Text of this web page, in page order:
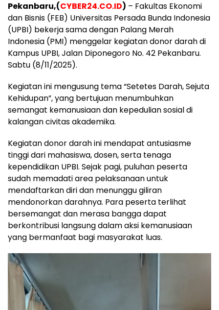
Pekanbaru,(CYBER24.CO.ID) – Fakultas Ekonomi
dan Bisnis (FEB) Universitas Persada Bunda Indonesia
(UPBI) bekerja sama dengan Palang Merah
Indonesia (PMI) menggelar kegiatan donor darah di
Kampus UPBI, Jalan Diponegoro No. 42 Pekanbaru.
Sabtu (8/11/2025).
Kegiatan ini mengusung tema “Setetes Darah, Sejuta
Kehidupan”, yang bertujuan menumbuhkan
semangat kemanusiaan dan kepedulian sosial di
kalangan civitas akademika.
Kegiatan donor darah ini mendapat antusiasme
tinggi dari mahasiswa, dosen, serta tenaga
kependidikan UPBI. Sejak pagi, puluhan peserta
sudah memadati area pelaksanaan untuk
mendaftarkan diri dan menunggu giliran
mendonorkan darahnya. Para peserta terlihat
bersemangat dan merasa bangga dapat
berkontribusi langsung dalam aksi kemanusiaan
yang bermanfaat bagi masyarakat luas.